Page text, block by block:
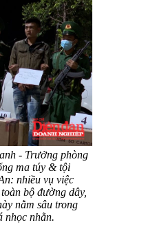
- Trưởng phòng
ma túy & tội
nhiều vụ việc
bộ đường dây,
nằm sâu trong
nhọc nhằn.